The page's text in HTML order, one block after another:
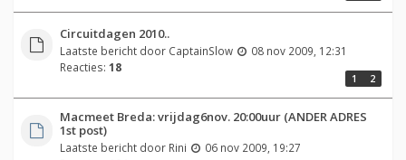
Circuitdagen 2010..
Laatste bericht door CaptainSlow
08 nov 2009, 12:31
Reacties: 18
1 2
Macmeet Breda: vrijdag6nov. 20:00uur (ANDER ADRES
1st post)
Laatste bericht door Rini
06 nov 2009, 19:27